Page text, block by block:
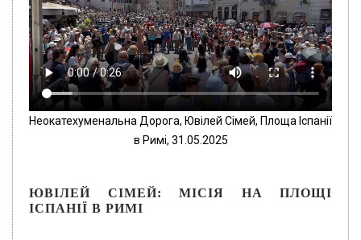
Неокатехуменальна Дорога, Ювілей Сімей, Площа Іспанії
в Римі, 31.05.2025
ЮВІЛЕЙ СІМЕЙ: МІСІЯ НА ПЛОЩІ
ІСПАНІЇ В РИМІ